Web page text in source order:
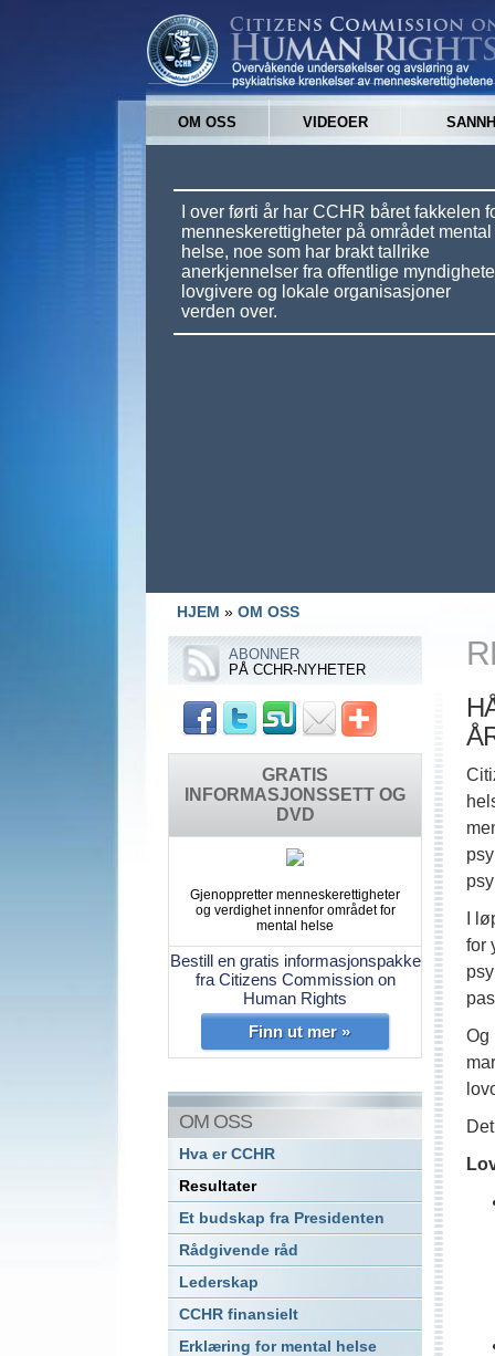
OM OSS VIDEOER
I over førti år har CCHR båret fakkelen
menneskerettigheter på området mental
helse, noe som har brakt tallrike
anerkjennelser fra offentlige
lovgivere og lokale organisasjoner
verden over.
HJEM » OM OSS
I
for
Og
ABONNER
PÅ CCHR-NYHETER
GRATIS
INFORMASJONSSETT OG
DVD
Gjenoppretter menneskerettigheter
og verdighet innenfor området for
mental helse
Bestill en gratis informasjonspakke
fra Citizens Commission on
Human Rights
Finn ut mer »
OM OSS
Hva er CCHR
Resultater
Et budskap fra Presidenten
Rådgivende råd
Lederskap
CCHR finansielt
Erklæring for mental helse